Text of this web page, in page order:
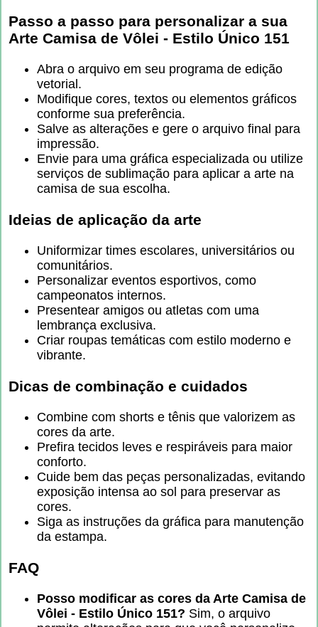
Passo a passo para personalizar a sua
Arte Camisa de Vôlei - Estilo Único 151
Abra o arquivo em seu programa de edição
vetorial.
Modifique cores, textos ou elementos gráficos
conforme sua preferência.
Salve as alterações e gere o arquivo final para
impressão.
Envie para uma gráfica especializada ou utilize
serviços de sublimação para aplicar a arte na
camisa de sua escolha.
Ideias de aplicação da arte
Uniformizar times escolares, universitários ou
comunitários.
Personalizar eventos esportivos, como
campeonatos internos.
Presentear amigos ou atletas com uma
lembrança exclusiva.
Criar roupas temáticas com estilo moderno e
vibrante.
Dicas de combinação e cuidados
Combine com shorts e tênis que valorizem as
cores da arte.
Prefira tecidos leves e respiráveis para maior
conforto.
Cuide bem das peças personalizadas, evitando
exposição intensa ao sol para preservar as
cores.
Siga as instruções da gráfica para manutenção
da estampa.
FAQ
Posso modificar as cores da Arte Camisa de
Vôlei - Estilo Único 151? Sim, o arquivo